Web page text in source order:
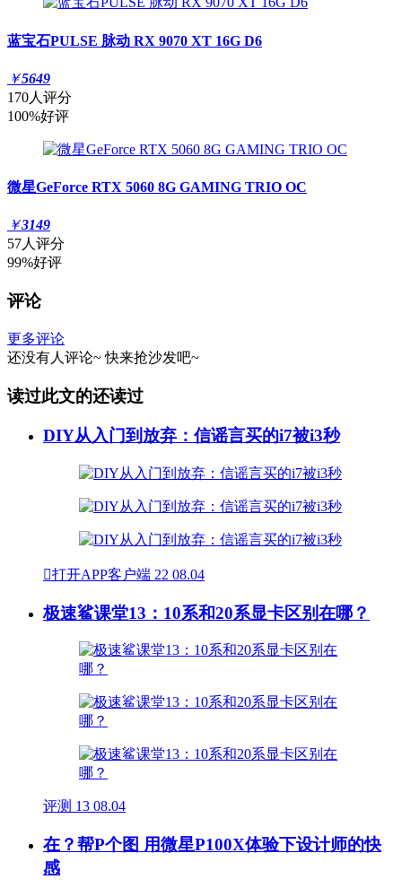
蓝宝石PULSE 脉动 RX 9070 XT 16G D6
￥5649
170人评分
100%好评
微星GeForce RTX 5060 8G GAMING TRIO OC
￥3149
57人评分
99%好评
评论
更多评论
还没有人评论~ 快来抢沙发吧~
读过此文的还读过
DIY从入门到放弃：信谣言买的i7被i3秒
打开APP客户端 22 08.04
极速鲨课堂13：10系和20系显卡区别在哪？
评测 13 08.04
在？帮P个图 用微星P100X体验下设计师的快
感